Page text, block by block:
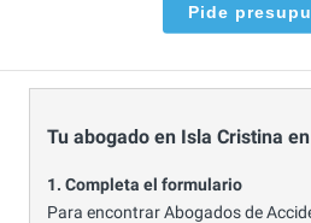
Pide
Tu abogado en Isla Cristina
1. Completa el formulario
Para encontrar Abogados de